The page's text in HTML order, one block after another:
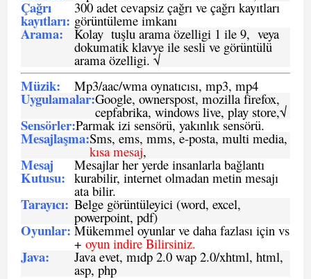
Çağrı
kayıtları:
300 adet cevapsiz çağrı ve çağrı kayıtları
görüntüleme imkanı
Arama: Kolay tuşlu arama özelligi 1 ile 9, veya
dokumatik klavye ile sesli ve görüntülü
arama özelligi. √
Müzik: Mp3/aac/wma oynatıcısı, mp3, mp4
Uygulamalar:Google, ownerspost, mozilla firefox,
cepfabrika, windows live, play store,√
Sensörler:Parmak izi sensörü, yakınlık sensörü.
Mesajlaşma:Sms, ems, mms, e-posta, multi media,
kısa mesaj,
Mesaj
Kutusu:
Mesajlar her yerde insanlarla bağlantı
kurabilir, internet olmadan metin mesajı
ata bilir.
Tarayıcı: Belge görüntüleyici (word, excel,
powerpoint, pdf)
Oyunlar: Mükemmel oyunlar ve daha fazlası için vs
+ oyun indire Bilirsiniz.
Java: Java evet, mıdp 2.0 wap 2.0/xhtml, html,
asp, php